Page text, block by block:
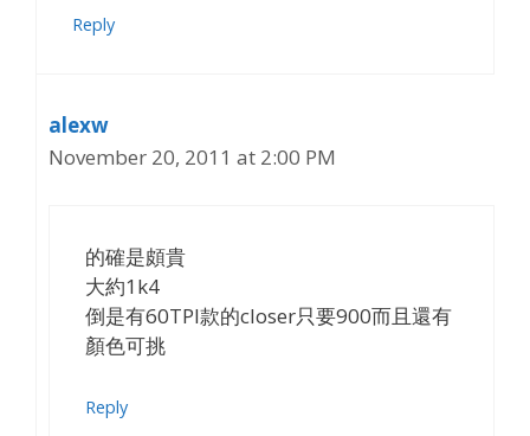
Reply
alexw
November 20, 2011 at 2:00 PM
的確是頗貴
大約1k4
倒是有60TPI款的closer只要900而且還有
顏色可挑
Reply